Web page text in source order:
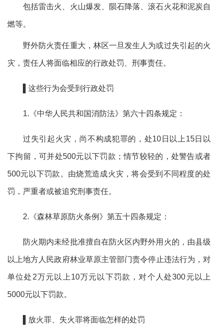
包括雷击火、火山爆发、陨石降落、滚石火花和泥炭自
燃等。
野外防火责任重大，林区一旦发生人为或过失引起的火
灾， 责任人将面临相应的行政处罚、刑事责任。
▌这些行为会受到行政处罚
1.《中华人民共和国消防法》第六十四条规定：
过失引起火灾，尚不构成犯罪的，处10日以上15日以
下拘留，可并处500元以下罚款；情节较轻的，处警告或者
500元以下罚款。由烧荒造成火灾，将会受到不同程度的处
罚，严重者或被追究刑事责任。
2.《森林草原防火条例》第五十四条规定：
防火期内未经批准擅自在防火区内野外用火的，由县级
以上地方人民政府林业草原主管部门责令停止违法行为，对
单位处2万元以上10万元以下罚款，对个人处300元以上
5000元以下罚款。
▌放火罪、失火罪将面临怎样的处罚